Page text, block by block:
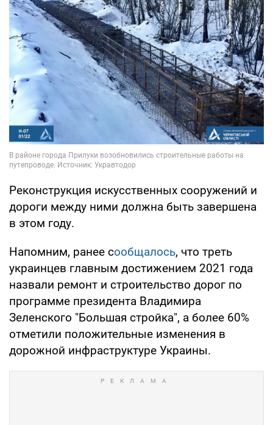
Реконструкция искусственных сооружений и
дороги между ними должна быть завершена
в этом году.
Напомним, ранее сообщалось, что треть
украинцев главным достижением 2021 года
назвали ремонт и строительство дорог по
программе президента Владимира
Зеленского "Большая стройка", а более 60%
отметили положительные изменения в
дорожной инфраструктуре Украины.